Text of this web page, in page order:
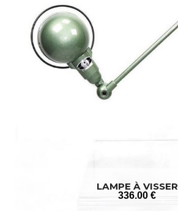
LAMPE À VISSER
336.00 €